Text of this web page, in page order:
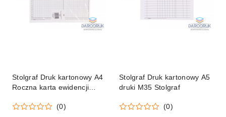
Stolgraf Druk kartonowy A4
Roczna karta ewidencji
(k52)
(0)
Stolgraf Druk kartonowy A5
druki M35 Stolgraf
(0)